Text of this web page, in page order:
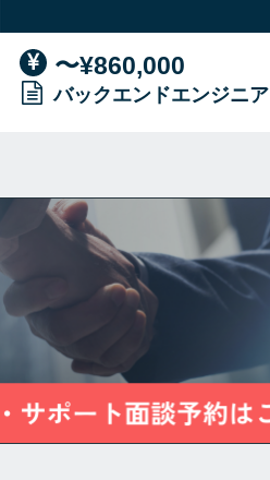
〜¥860,000
バックエンドエンジニア